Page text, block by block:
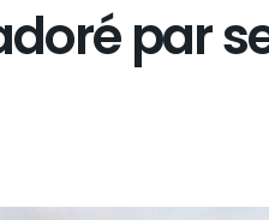
par